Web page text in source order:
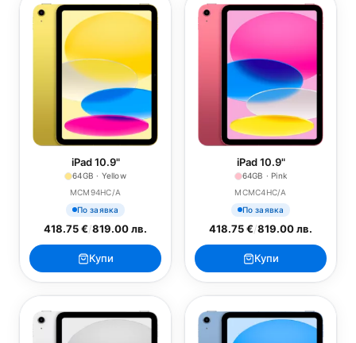
iPad 10.9"
64GB · Yellow
MCM94HC/A
По заявка
418.75 €/819.00 лв.
Купи
iPad 10.9"
64GB · Pink
MCMC4HC/A
По заявка
418.75 €/819.00 лв.
Купи